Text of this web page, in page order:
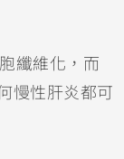
纖維化，而
慢性肝炎都可